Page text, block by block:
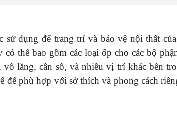
dụng để trang trí và bảo vệ nội thất
có thể bao gồm các loại ốp cho các bộ
vô lăng, cần số, và nhiều vị trí khác bên
để phù hợp với sở thích và phong cách